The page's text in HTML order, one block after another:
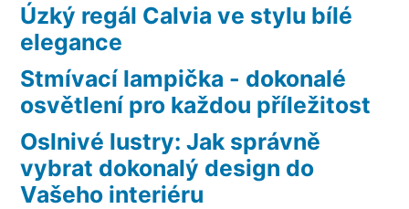
Úzký regál Calvia ve stylu bílé
elegance
Stmívací lampička - dokonalé
osvětlení pro každou příležitost
Oslnivé lustry: Jak správně
vybrat dokonalý design do
Vašeho interiéru